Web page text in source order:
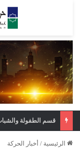
قسم الطفولة
الرئيسية / أخبار الحركة